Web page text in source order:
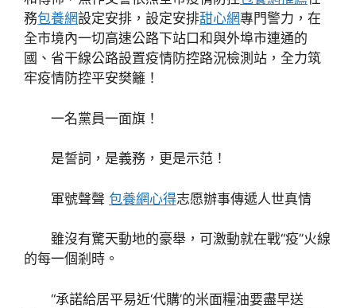
務包養網設定安排，設定安排甜心網專門警力，在
全市境內一切高速公路下站口和與外埠市連通的
國、省干線公路設置疫情防控路況檢測站，全力筑
牢疫情防控平安樊籬！
一名黨員一面旗！
是誓詞，是義務，更是示范！
軍號聲聲 包養網心得志愿辦事傳遞人世真情
雖沒有驚天動地的豪舉，可激動就在戰“疫”火線
的每一個剎時。
“承諾給居平易近‘代購’的米面糧油要盡早送